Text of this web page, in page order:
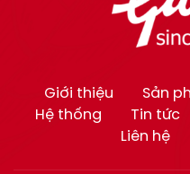
Giới thiệu Sản
Hệ thống
Tin tức
Liên hệ